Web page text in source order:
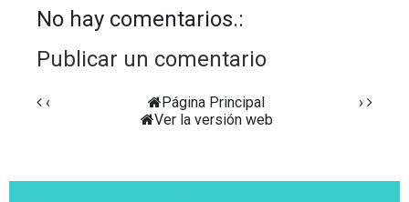
No hay comentarios.:
Publicar un comentario
‹ ›
Página Principal
Ver la versión web